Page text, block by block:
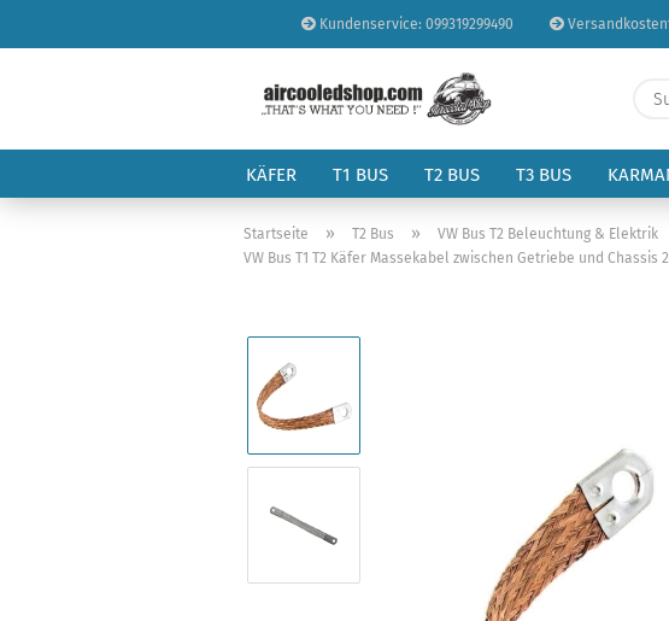
Kundenservice: 099319299490
KÄFER T1 BUS T2 BUS T3 BUS
Startseite » T2 Bus » VW Bus T2 Beleuchtung & Elektrik
VW Bus T1 T2 Käfer Massekabel zwischen Getriebe und Chassis